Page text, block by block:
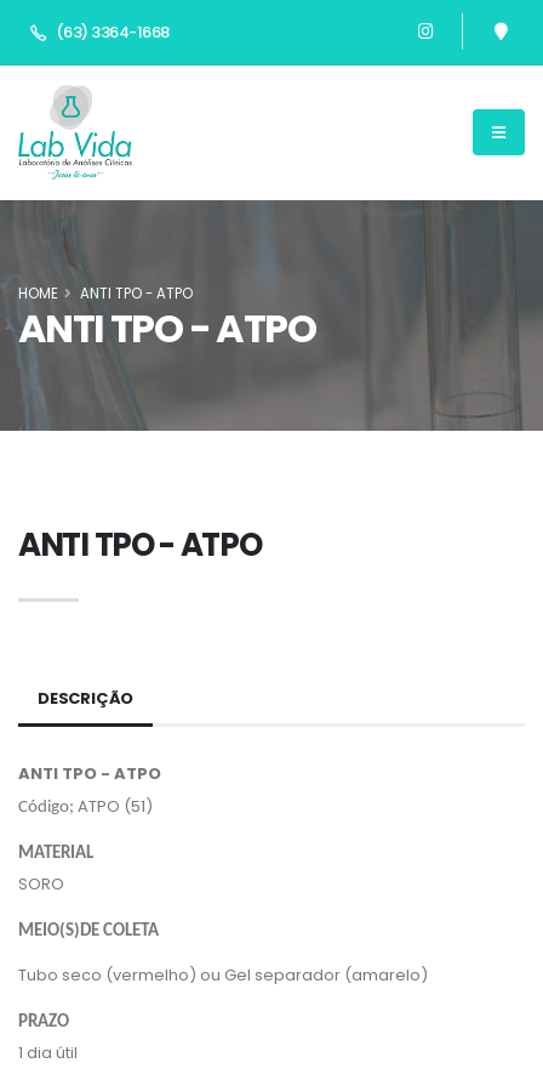
(63) 3364-1668
ANTI TPO - ATPO
HOME ANTI TPO - ATPO
ANTI TPO - ATPO
DESCRIÇÃO
ANTI TPO - ATPO
Código; ATPO (51)
MATERIAL
SORO
MEIO(S)DE COLETA
Tubo seco (vermelho) ou Gel separador (amarelo)
PRAZO
1 dia útil